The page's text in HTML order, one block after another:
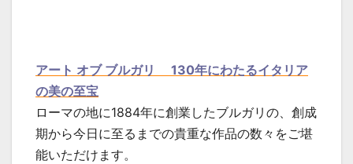
アート オブ ブルガリ 130年にわたるイタリア
の美の至宝
ローマの地に1884年に創業したブルガリの、創成
期から今日に至るまでの貴重な作品の数々をご堪
能いただけます。